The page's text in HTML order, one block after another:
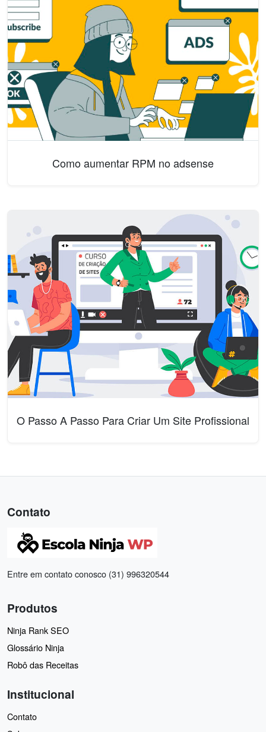
Como aumentar RPM no adsense
O Passo A Passo Para Criar Um Site Profissional
Contato
Entre em contato conosco (31) 996320544
Produtos
Ninja Rank SEO
Glossário Ninja
Robô das Receitas
Institucional
Contato